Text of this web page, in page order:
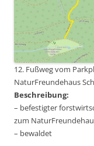
12. Fußweg vom
NaturFreundehaus
Beschreibung:
– befestigter
zum
– bewaldet